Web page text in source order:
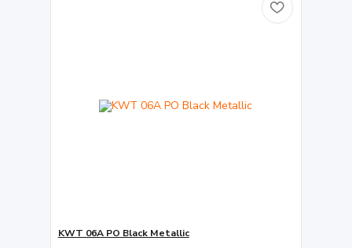
KWT 06A PO Black Metallic